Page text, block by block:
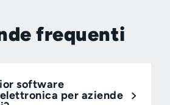
frequenti
software
per aziende